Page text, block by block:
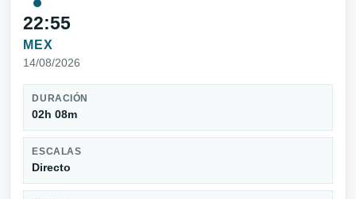
22:55
MEX
14/08/2026
DURACIÓN
02h 08m
ESCALAS
Directo